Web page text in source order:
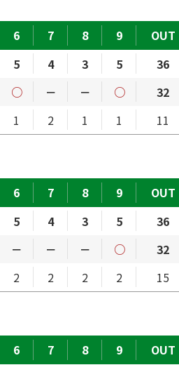
6 7 8 9
OUT
5 4 3 5
36
○ － － ○
32
1 2 1 1 11
6 7 8 9
OUT
5 4 3 5
36
－ － － ○
32
2 2 2 2 15
6 7 8 9
OUT